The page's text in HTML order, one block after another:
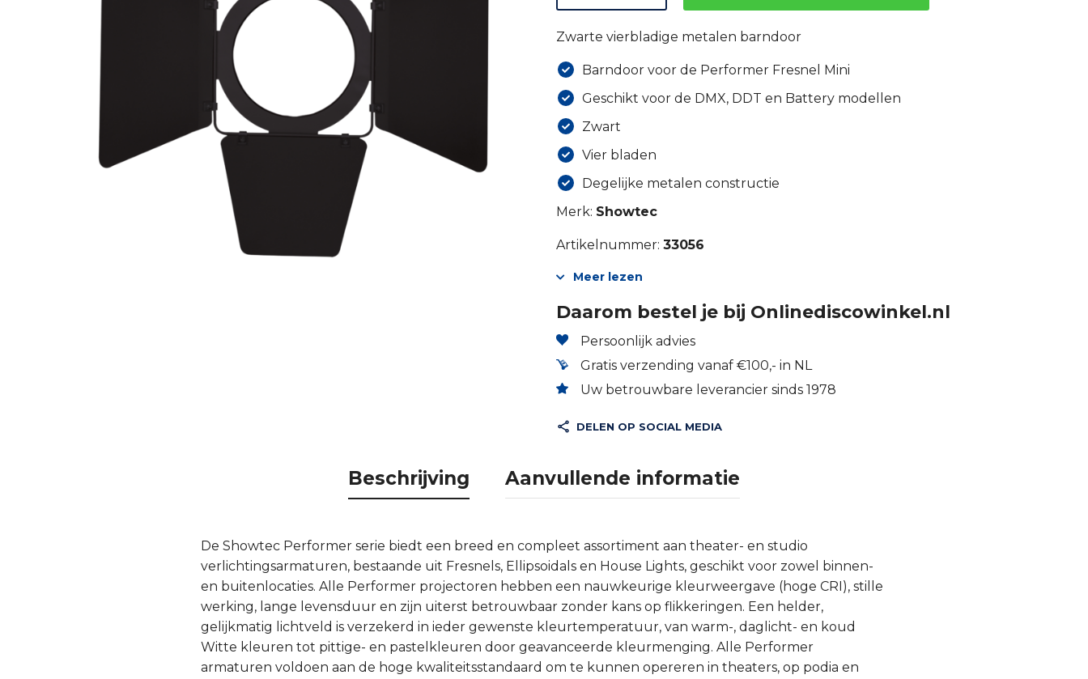
Zwarte vierbladige metalen barndoor
Barndoor voor de Performer Fresnel Mini
Geschikt voor de DMX, DDT en Battery modellen
Zwart
Vier bladen
Degelijke metalen constructie
Merk: Showtec
Artikelnummer: 33056
Meer lezen
Daarom bestel je bij Onlinediscowinkel.nl
Persoonlijk advies
Gratis verzending vanaf €100,- in NL
Uw betrouwbare leverancier sinds 1978
DELEN OP SOCIAL MEDIA
Beschrijving Aanvullende informatie
De Showtec Performer serie biedt een breed en compleet assortiment aan theater- en studio
verlichtingsarmaturen, bestaande uit Fresnels, Ellipsoidals en House Lights, geschikt voor zowel binnen-
en buitenlocaties. Alle Performer projectoren hebben een nauwkeurige kleurweergave (hoge CRI), stille
werking, lange levensduur en zijn uiterst betrouwbaar zonder kans op flikkeringen. Een helder,
gelijkmatig lichtveld is verzekerd in ieder gewenste kleurtemperatuur, van warm-, daglicht- en koud
Witte kleuren tot pittige- en pastelkleuren door geavanceerde kleurmenging. Alle Performer
armaturen voldoen aan de hoge kwaliteitsstandaard om te kunnen opereren in theaters, op podia en